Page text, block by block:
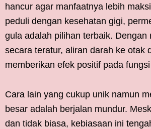
hancur agar manfaatnya lebih
peduli dengan kesehatan gigi,
gula adalah pilihan terbaik. Dengan
secara teratur, aliran darah ke otak
memberikan efek positif pada
Cara lain yang cukup unik namun
besar adalah berjalan mundur.
dan tidak biasa, kebiasaan ini